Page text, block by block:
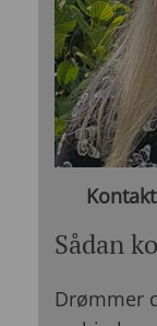
Kontakt
Sådan
Drømmer